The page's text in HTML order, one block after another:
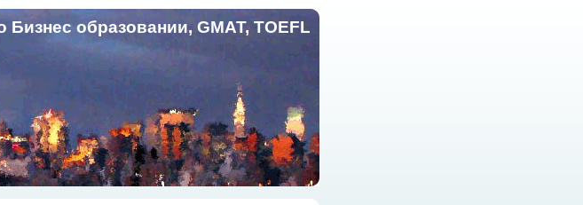
Бизнес образовании, GMAT, TOEFL